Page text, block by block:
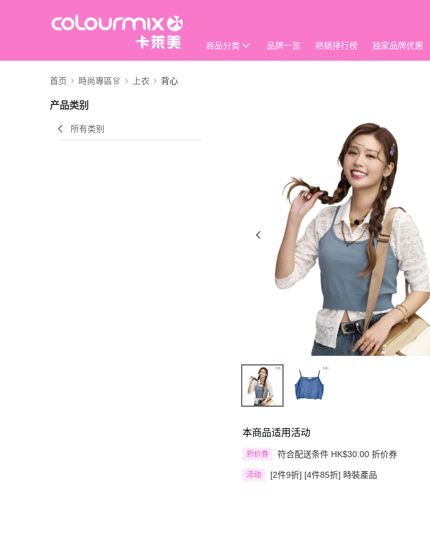
商品分类 品牌一览 熱銷排行榜 独家品牌优惠
首页 時尚專區👗 上衣 背心
产品类别
所有类别
本商品适用活动
折价券 符合配送条件 HK$30.00 折价券
活动 [2件9折] [4件85折] 時裝產品